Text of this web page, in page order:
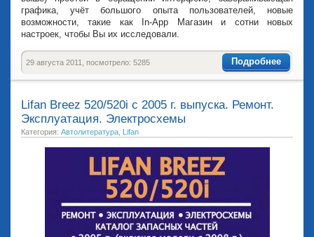
графика, учёт большого опыта пользователей, новые
возможности, такие как In-App Магазин и сотни новых
настроек, чтобы Вы их исследовали.
Подробнее
29 августа 2011, посмотрело: 5285
Lifan Breez 520/520i с 2005 г. выпуска. Ремонт.
Эксплуатация. Электросхемы
Категория: Автолитература, Lifan